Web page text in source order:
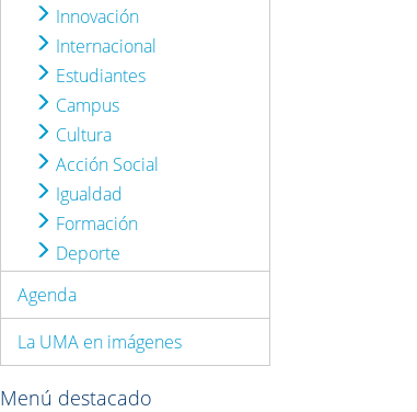
Innovación
Internacional
Estudiantes
Campus
Cultura
Acción Social
Igualdad
Formación
Deporte
Agenda
La UMA en imágenes
Menú destacado